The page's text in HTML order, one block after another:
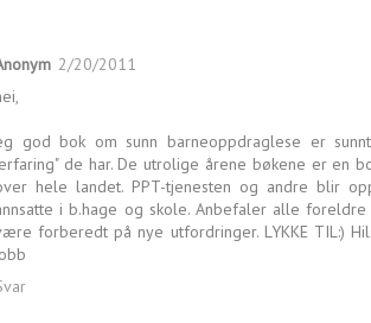
2/20/2011
god bok om sunn barneoppdraglese er
de har. De utrolige årene bøkene er en
hele landet. PPT-tjenesten og andre blir
i b.hage og skole. Anbefaler alle
forberedt på nye utfordringer. LYKKE TIL:)